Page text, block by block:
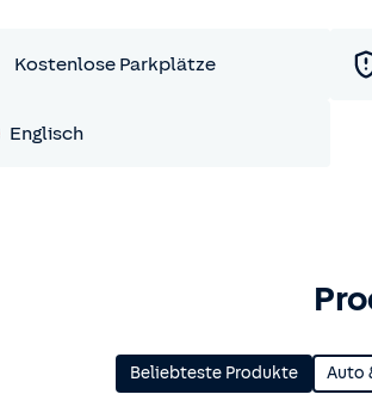
Kostenlose Parkplätze
Englisch
Beliebteste Produkte Auto